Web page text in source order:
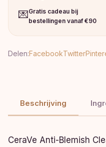
💌Gratis cadeau bij
bestellingen vanaf €90
Delen:FacebookTwitter
Beschrijving
CeraVe Anti-Blemish